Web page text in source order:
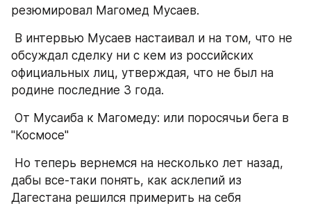
резюмировал Магомед Мусаев.
обсуждал сделку ни с кем из российских
официальных лиц, утверждая, что не был на
родине последние 3 года.
"Космосе"
дабы все-таки понять, как асклепий из
Дагестана решился примерить на себя